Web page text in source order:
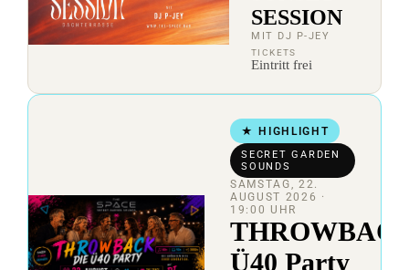
SESSION
MIT DJ P-JEY
TICKETS
Eintritt frei
★ HIGHLIGHT
SECRET GARDEN
SOUNDS
SAMSTAG, 22.
AUGUST 2026 ·
19:00 UHR
Ü40 Party